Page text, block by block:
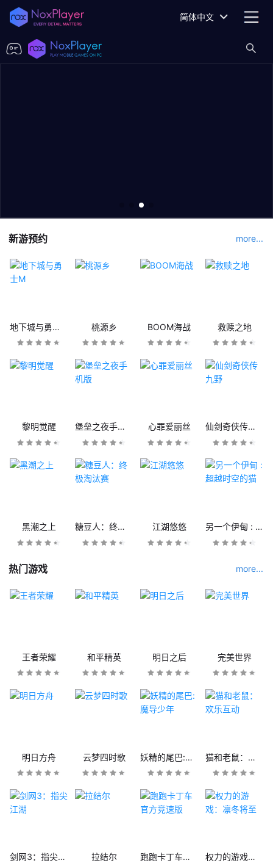
简体中文
新游预约 more...
地下城与勇士M 桃源乡 BOOM海战 救赎之地
黎明觉醒 堡垒之夜手机版 心罪爱丽丝 仙剑奇侠传九野
黑潮之上 糖豆人：终极淘汰赛 江湖悠悠 另一个伊甸 : 超越时空的猫
热门游戏 more...
王者荣耀 和平精英 明日之后 完美世界
明日方舟 云梦四时歌 妖精的尾巴:魔导少年 猫和老鼠：欢乐互动
剑网3：指尖江湖 拉结尔 跑跑卡丁车官方竞速版 权力的游戏：凛冬将至